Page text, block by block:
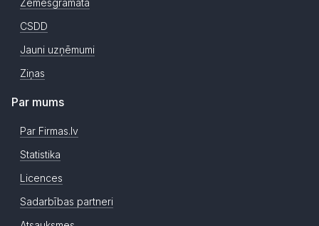
Zemesgrāmata
CSDD
Jauni uzņēmumi
Ziņas
Par mums
Par Firmas.lv
Statistika
Licences
Sadarbības partneri